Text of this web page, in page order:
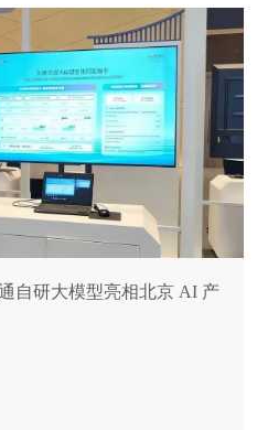
自研大模型亮相北京 AI 产